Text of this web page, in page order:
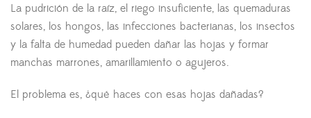
La pudrición de la raíz, el riego insuficiente, las quemaduras
solares, los hongos, las infecciones bacterianas, los insectos
y la falta de humedad pueden dañar las hojas y formar
manchas marrones, amarillamiento o agujeros.
El problema es, ¿qué haces con esas hojas dañadas?